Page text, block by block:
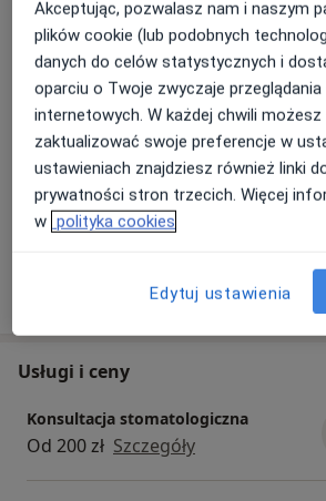
Zobacz galerię (3)
Płatność online
Oszczędź swój czas przed
Pokaż więcej
o
Usługi i ceny
Konsultacja stomatologiczna
Od 200 zł Szczegóły
Akceptując, pozwalasz nam i naszym
plików cookie (lub podobnych
danych do celów statystycznych i
oparciu o Twoje zwyczaje
internetowych. W każdej chwili możesz
zaktualizować swoje preferencje w
ustawieniach znajdziesz również linki
prywatności stron trzecich. Więcej
w polityka cookies
Edytuj ustawienia